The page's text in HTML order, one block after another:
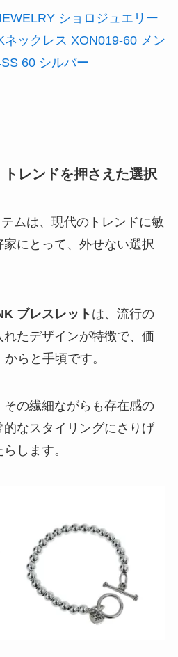
ショロジュエリー
ネックレス XON019-60 メン
60 シルバー
レンドを押さえた選択
ムは、現代のトレンドに敏
にとって、外せない選択
ブレスレット は、 流行の
れたデザインが特徴で、価
らと手頃です。
の繊細ながらも存在感の
なスタイリングにさりげ
します。